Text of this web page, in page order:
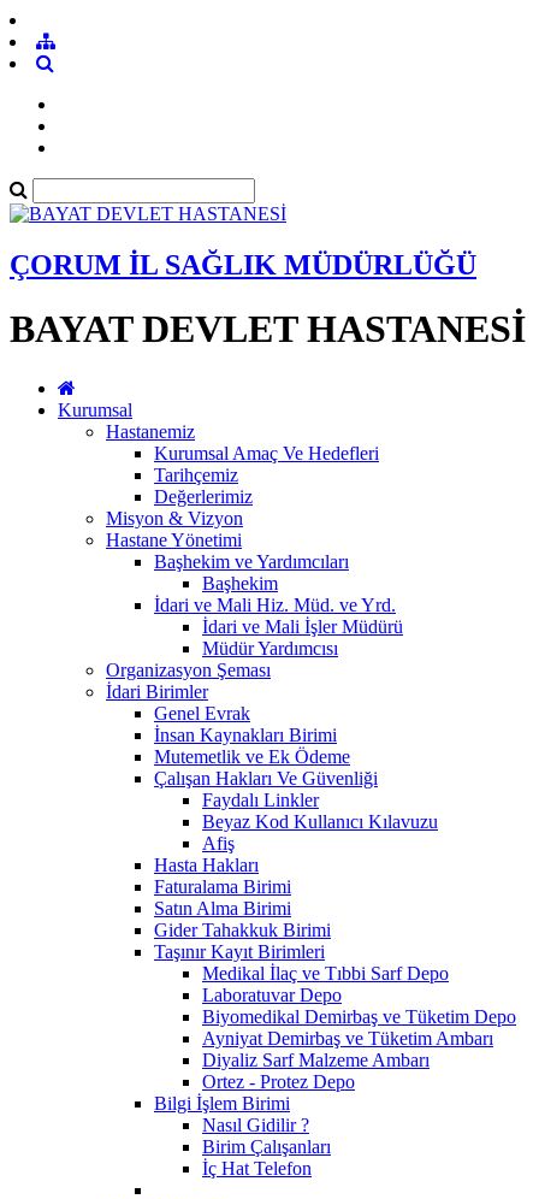
ÇORUM İL SAĞLIK MÜDÜRLÜĞÜ
BAYAT DEVLET HASTANESİ
Kurumsal
Hastanemiz
Kurumsal Amaç Ve Hedefleri
Tarihçemiz
Değerlerimiz
Misyon & Vizyon
Hastane Yönetimi
Başhekim ve Yardımcıları
Başhekim
İdari ve Mali Hiz. Müd. ve Yrd.
İdari ve Mali İşler Müdürü
Müdür Yardımcısı
Organizasyon Şeması
İdari Birimler
Genel Evrak
İnsan Kaynakları Birimi
Mutemetlik ve Ek Ödeme
Çalışan Hakları Ve Güvenliği
Faydalı Linkler
Beyaz Kod Kullanıcı Kılavuzu
Afiş
Hasta Hakları
Faturalama Birimi
Satın Alma Birimi
Gider Tahakkuk Birimi
Taşınır Kayıt Birimleri
Medikal İlaç ve Tıbbi Sarf Depo
Laboratuvar Depo
Biyomedikal Demirbaş ve Tüketim Depo
Ayniyat Demirbaş ve Tüketim Ambarı
Diyaliz Sarf Malzeme Ambarı
Ortez - Protez Depo
Bilgi İşlem Birimi
Nasıl Gidilir ?
Birim Çalışanları
İç Hat Telefon